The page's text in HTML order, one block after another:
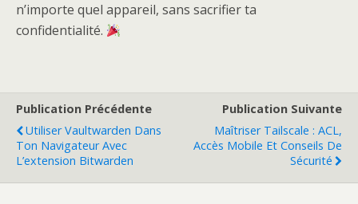
n’importe quel appareil, sans sacrifier ta
confidentialité.
Publication Précédente
Utiliser Vaultwarden Dans
Ton Navigateur Avec
L’extension Bitwarden
Publication Suivante
Maîtriser Tailscale : ACL,
Accès Mobile Et Conseils De
Sécurité